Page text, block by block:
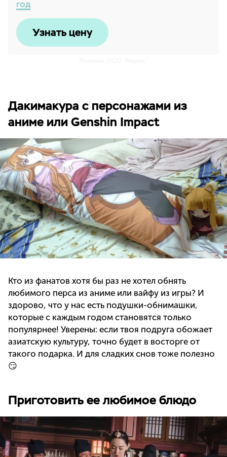
год
Узнать цену
Дакимакура с персонажами из
аниме или Genshin Impact
Кто из фанатов хотя бы раз не хотел обнять
любимого перса из аниме или вайфу из игры? И
здорово, что у нас есть подушки-обнимашки,
которые с каждым годом становятся только
популярнее! Уверены: если твоя подруга обожает
азиатскую культуру, точно будет в восторге от
такого подарка. И для сладких снов тоже полезно
😏
Приготовить ее любимое блюдо